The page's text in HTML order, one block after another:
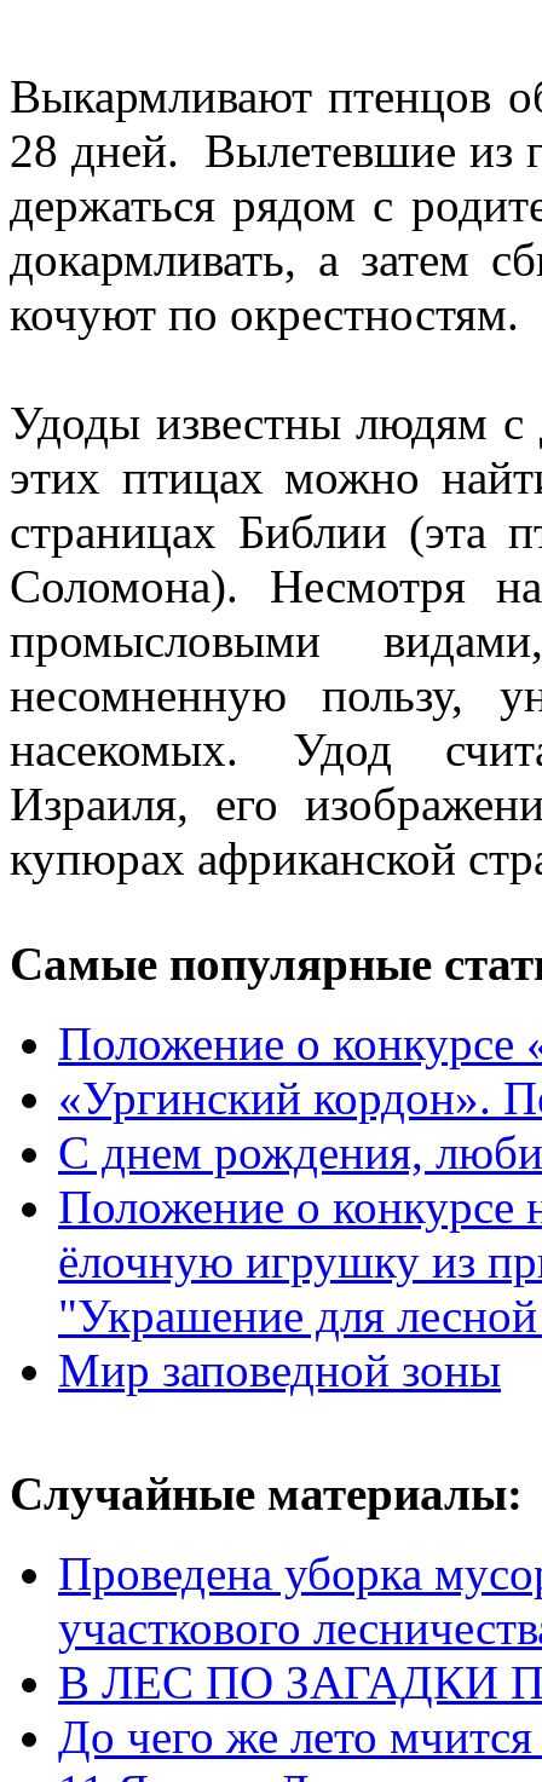
Выкармливают птенцов
28 дней. Вылетевшие из
держаться рядом с
докармливать, а затем
кочуют по окрестностям.
Удоды известны людям с
этих птицах можно
страницах Библии (эта
Соломона). Несмотря
промысловыми
несомненную пользу,
насекомых. Удод
Израиля, его
купюрах африканской
Самые популярные
Положение о конкурсе
«Ургинский кордон».
С днем рождения,
Положение о
ёлочную игрушку из
"Украшение для
Мир заповедной зоны
Случайные материалы:
Проведена уборка
участкового
В ЛЕС ПО ЗАГАДКИ
До чего же лето